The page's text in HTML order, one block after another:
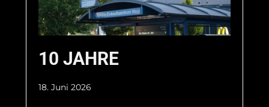
10 JAHRE
18. Juni 2026